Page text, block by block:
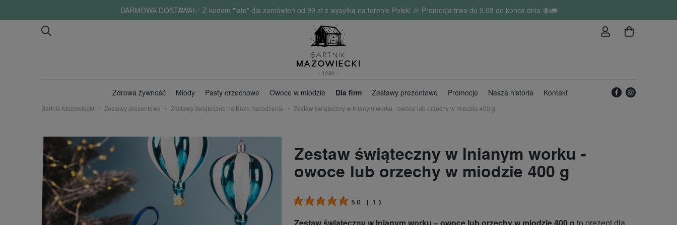
DARMOWA DOSTAWA!✅ Z kodem "lato" dla zamówień od 99 zł z wysyłką na terenie Polski 🎉 Promocja trwa do 9.08 do końca dnia 🐝🚛
Zdrowa żywność Miody Pasty orzechowe Owoce w miodzie Dla firm Zestawy prezentowe Promocje Nasza historia Kontakt
Bartnik Mazowiecki Zestawy prezentowe Zestawy świąteczne na Boże Narodzenie Zestaw świąteczny w lnianym worku - owoce lub orzechy w miodzie 400 g
Zestaw świąteczny w lnianym worku -
owoce lub orzechy w miodzie 400 g
5.0 ( 1 )
Zestaw świąteczny w lnianym worku – owoce lub orzechy w miodzie 400 g to prezent dla